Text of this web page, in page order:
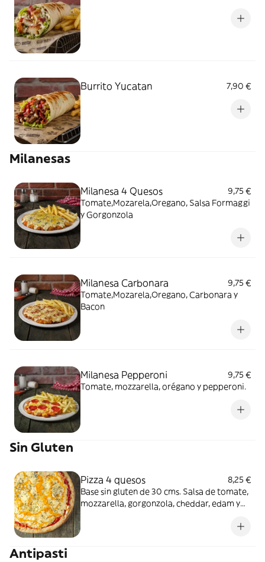
Burrito Yucatan 7,90 €
Milanesas
Milanesa 4 Quesos
9,75 €
Tomate,Mozarela,Oregano, Salsa Formaggi
y Gorgonzola
Milanesa Carbonara
9,75 €
Tomate,Mozarela,Oregano, Carbonara y
Bacon
Milanesa Pepperoni
9,75 €
Tomate, mozzarella, orégano y pepperoni.
Sin Gluten
Pizza 4 quesos
8,25 €
Base sin gluten de 30 cms. Salsa de tomate,
mozzarella, gorgonzola, cheddar, edam y
Antipasti